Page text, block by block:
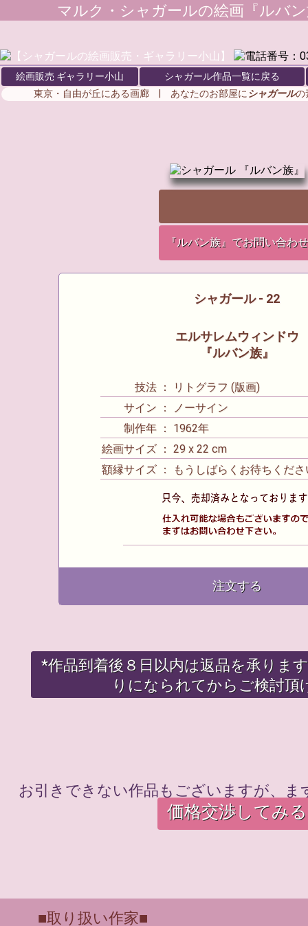
マルク・シャガールの絵画『ルバ
絵画販売 ギャラリー小山
シャガール作品一覧に戻る
東京・自由が丘にある画廊 | あなたのお部屋に シャガールの
『ルバン族』でお問い合わせ
シャガール - 22
エルサレムウィンドウ
『ルバン族』
技法 ： リトグラフ (版画)
サイン ： ノーサイン
制作年 ： 1962年
絵画サイズ ： 29 x 22 cm
額縁サイズ ： もうしばらくお待ちくだ
注文する
*作品到着後８日以内は返品を承りま
りになられてからご検討頂
お引きできない作品もございますが、
価格交渉してみる
■取り扱い作家■